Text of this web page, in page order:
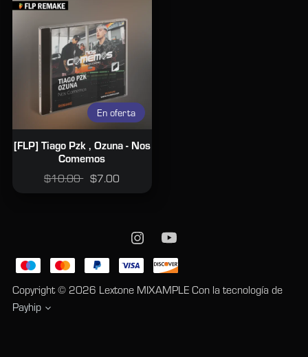
En oferta
[FLP] Tiago Pzk , Ozuna - Nos
Comemos
$10.00 $7.00
Con la tecnología de
Payhip